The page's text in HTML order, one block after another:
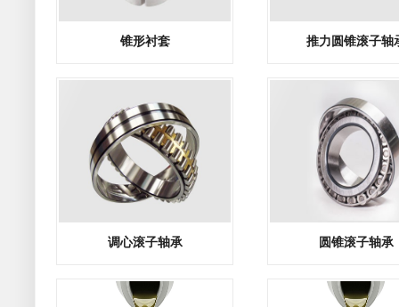
锥形衬套 推力圆锥滚子轴
调心滚子轴承 圆锥滚子轴承